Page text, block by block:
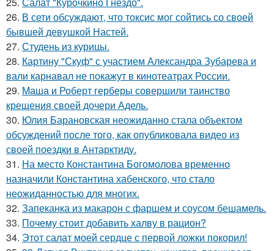
26. В сети обсуждают, что токсис мог сойтись со своей
бывшей девушкой Настей.
27. Студень из курицы.
28. Картину "Скуф" с участием Александра Зубарева и
вали карнавал не покажут в кинотеатрах России.
29. Маша и Роберт герберы совершили таинство
крещения своей дочери Адель.
30. Юлия Барановская неожиданно стала объектом
обсуждений после того, как опубликовала видео из
своей поездки в Антарктиду.
31. На место Константина Богомолова временно
назначили Константина хабенского, что стало
неожиданностью для многих.
32. Запеканка из макарон с фаршем и соусом бешамель.
33. Почему стоит добавить халву в рацион?
34. Этот салат моей сердце с первой ложки покорил!